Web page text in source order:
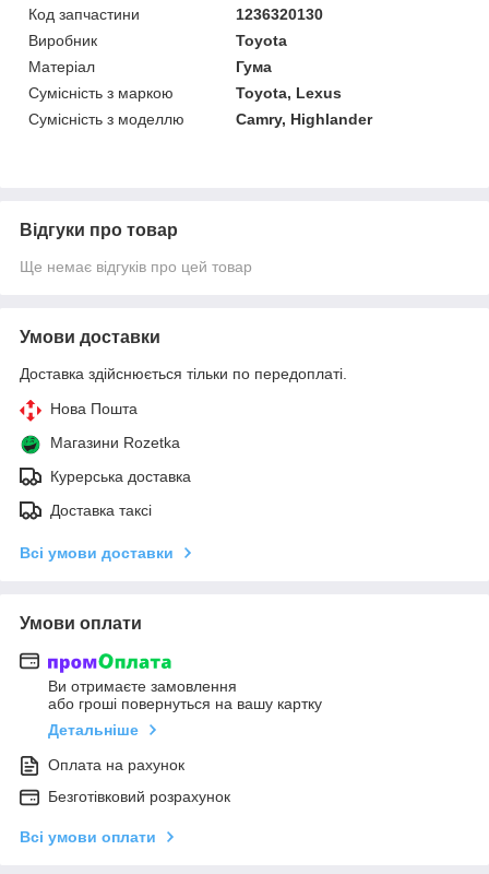
Код запчастини
1236320130
Виробник
Toyota
Матеріал
Гума
Сумісність з маркою
Toyota, Lexus
Сумісність з моделлю
Camry, Highlander
Відгуки про товар
Ще немає відгуків про цей товар
Умови доставки
Доставка здійснюється тільки по передоплаті.
Нова Пошта
Магазини Rozetka
Курерська доставка
Доставка таксі
Всі умови доставки
Умови оплати
Ви отримаєте замовлення
або гроші повернуться на вашу картку
Детальніше
Оплата на рахунок
Безготівковий розрахунок
Всі умови оплати